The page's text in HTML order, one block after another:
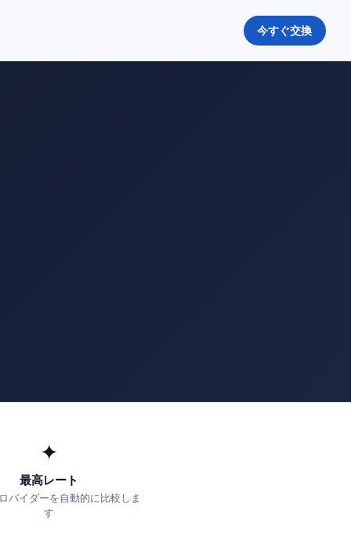
今すぐ交換
✦
最高レート
バイダーを自動的に比較しま
す